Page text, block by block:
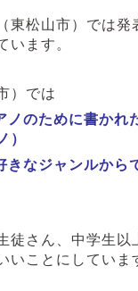
東松山市）では発
います。
）では
のために書かれ
きなジャンルから
徒さん、中学生以
いことにしていま